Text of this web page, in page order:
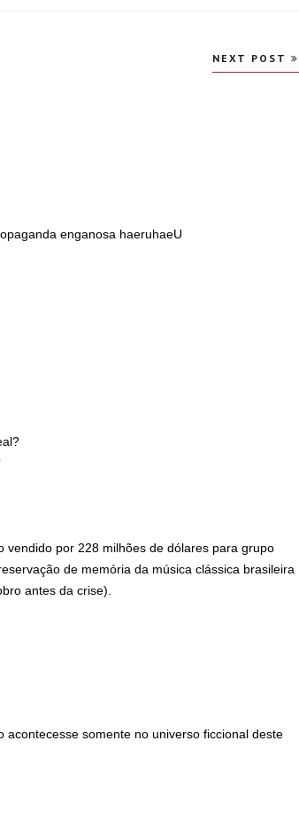
NEXT POST
enganosa haeruhaeU
vendido por 228 milhões de dólares para grupo
de memória da música clássica brasileira
antes da crise).
somente no universo ficcional deste